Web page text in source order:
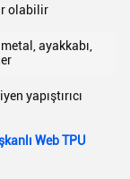
olabilir
ayakkabı,
yapıştırıcı
Web TPU